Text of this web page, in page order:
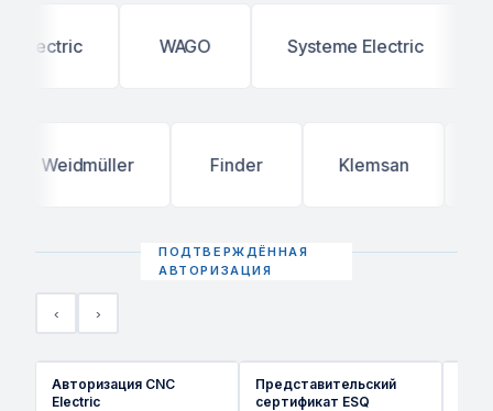
Electric WAGO Systeme Electric
Weidmüller Finder Klemsan
‹ ›
Авторизация CNC
Electric
Представительский
сертификат ESQ